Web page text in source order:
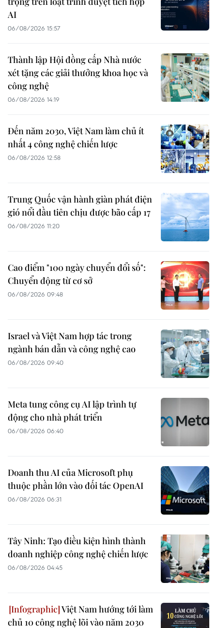
AI
06/08/2026 15:57
Thành lập Hội đồng cấp Nhà nước
xét tặng các giải thưởng khoa học và
công nghệ
06/08/2026 14:19
Đến năm 2030, Việt Nam làm chủ ít
nhất 4 công nghệ chiến lược
06/08/2026 12:58
Trung Quốc vận hành giàn phát điện
gió nổi đầu tiên chịu được bão cấp 17
06/08/2026 11:20
Cao điểm "100 ngày chuyển đổi số":
Chuyển động từ cơ sở
06/08/2026 09:48
Israel và Việt Nam hợp tác trong
ngành bán dẫn và công nghệ cao
06/08/2026 09:40
Meta tung công cụ AI lập trình tự
động cho nhà phát triển
06/08/2026 06:40
Doanh thu AI của Microsoft phụ
thuộc phần lớn vào đối tác OpenAI
06/08/2026 06:31
Tây Ninh: Tạo điều kiện hình thành
doanh nghiệp công nghệ chiến lược
06/08/2026 04:45
Việt Nam hướng tới làm
chủ 10 công nghệ lõi vào năm 2030